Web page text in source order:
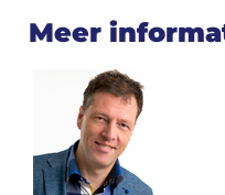
Meer